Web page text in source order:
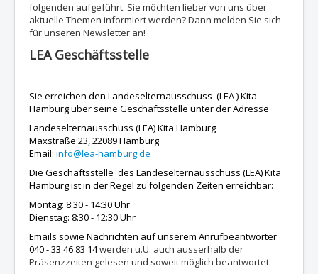
folgenden aufgeführt. Sie möchten lieber von uns über
aktuelle Themen informiert werden? Dann melden Sie sich
für unseren Newsletter an!
LEA Geschäftsstelle
Sie erreichen den Landeselternausschuss (LEA ) Kita
Hamburg über seine Geschäftsstelle unter der Adresse
Landeselternausschuss (LEA) Kita Hamburg
Maxstraße 23, 22089 Hamburg
Email: info@lea-hamburg.de
Die Geschäftsstelle des Landeselternausschuss (LEA) Kita
Hamburg ist in der Regel zu folgenden Zeiten erreichbar:
Montag: 8:30 - 14:30 Uhr
Dienstag: 8:30 - 12:30 Uhr
Emails sowie Nachrichten auf unserem Anrufbeantworter
040 - 33 46 83 14werden u.U. auch ausserhalb der
Präsenzzeiten gelesen und soweit möglich beantwortet.